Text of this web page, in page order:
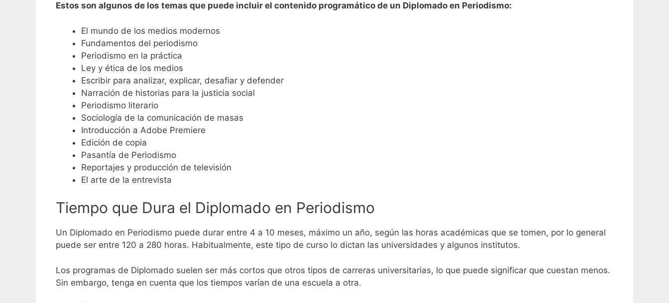
Estos son algunos de los temas que puede incluir el contenido programático de un Diplomado en Periodismo:
El mundo de los medios modernos
Fundamentos del periodismo
Periodismo en la práctica
Ley y ética de los medios
Escribir para analizar, explicar, desafiar y defender
Narración de historias para la justicia social
Periodismo literario
Sociología de la comunicación de masas
Introducción a Adobe Premiere
Edición de copia
Pasantía de Periodismo
Reportajes y producción de televisión
El arte de la entrevista
Tiempo que Dura el Diplomado en Periodismo
Un Diplomado en Periodismo puede durar entre 4 a 10 meses, máximo un año, según las horas académicas que se tomen, por lo general
puede ser entre 120 a 280 horas. Habitualmente, este tipo de curso lo dictan las universidades y algunos institutos.
Los programas de Diplomado suelen ser más cortos que otros tipos de carreras universitarias, lo que puede significar que cuestan menos.
Sin embargo, tenga en cuenta que los tiempos varían de una escuela a otra.